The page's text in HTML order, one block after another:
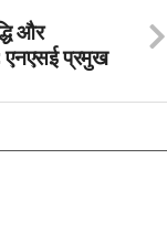
और
एनएसई प्रमुख